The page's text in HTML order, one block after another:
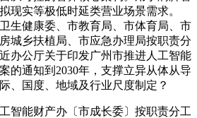
现实等极低时延类营业场景需求。
生健康委、市教育局、市体育局、市
城乡扶植局、市应急办理局按职责分
办公厅关于印发广州市推进人工智能
的通知到2030年，支撑立异从体从导
、国度、地域及行业尺度制定？
能财产办〔市成长委〕按职责分工